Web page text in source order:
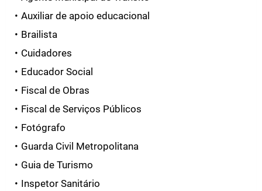
Auxiliar de apoio educacional
Brailista
Cuidadores
Educador Social
Fiscal de Obras
Fiscal de Serviços Públicos
Fotógrafo
Guarda Civil Metropolitana
Guia de Turismo
Inspetor Sanitário